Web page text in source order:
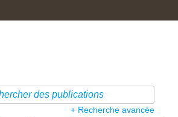
+ Recherche avancée